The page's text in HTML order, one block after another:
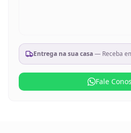
Entrega na sua casa— Receba
Fale